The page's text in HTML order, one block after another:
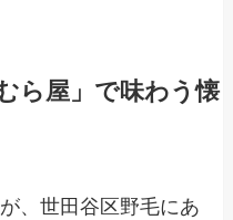
ら屋」で味わう懐
、世田谷区野毛にあ